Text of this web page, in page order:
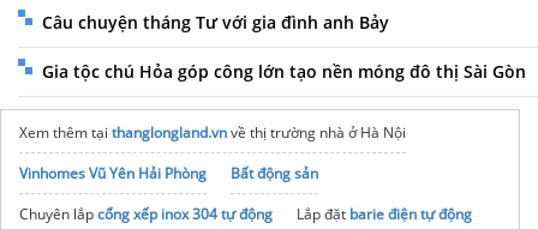
Câu chuyện tháng Tư với gia đình anh Bảy
Gia tộc chú Hỏa góp công lớn tạo nền móng đô thị Sài Gòn
Xem thêm tại thanglongland.vnvề thị trường nhà ở Hà Nội
Vinhomes Vũ Yên Hải Phòng
Bất động sản
Chuyên lắpcổng xếp inox 304 tự động Lắp đặt barie điện tự động